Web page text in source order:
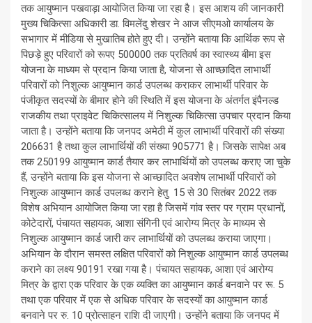
तक आयुष्मान पखवाड़ा आयोजित किया जा रहा है। इस आशय की जानकारी
मुख्य चिकित्सा अधिकारी डा. विमलेंदु शेखर ने आज सीएमओ कार्यालय के
सभागार में मीडिया से मुखातिब होते हुए दी। उन्होंने बताया कि आर्थिक रूप से
पिछड़े हुए परिवारों को रूपए 500000 तक प्रतिवर्ष का स्वास्थ्य बीमा इस
योजना के माध्यम से प्रदान किया जाता है, योजना से आच्छादित लाभार्थी
परिवारों को निशुल्क आयुष्मान कार्ड उपलब्ध कराकर लाभार्थी परिवार के
पंजीकृत सदस्यों के बीमार होने की स्थिति में इस योजना के अंतर्गत इंपैनल्ड
राजकीय तथा प्राइवेट चिकित्सालय में निशुल्क चिकित्सा उपचार प्रदान किया
जाता है। उन्होंने बताया कि जनपद अमेठी में कुल लाभार्थी परिवारों की संख्या
206631 है तथा कुल लाभार्थियों की संख्या 905771 है। जिसके सापेक्ष अब
तक 250199 आयुष्मान कार्ड तैयार कर लाभार्थियों को उपलब्ध कराए जा चुके
हैं, उन्होंने बताया कि इस योजना से आच्छादित अवशेष लाभार्थी परिवारों को
निशुल्क आयुष्मान कार्ड उपलब्ध कराने हेतु 15 से 30 सितंबर 2022 तक
विशेष अभियान आयोजित किया जा रहा है जिसमें गांव स्तर पर ग्राम प्रधानों,
कोटेदारों, पंचायत सहायक, आशा संगिनी एवं आरोग्य मित्र के माध्यम से
निशुल्क आयुष्मान कार्ड जारी कर लाभार्थियों को उपलब्ध कराया जाएगा।
अभियान के दौरान समस्त लक्षित परिवारों को निशुल्क आयुष्मान कार्ड उपलब्ध
कराने का लक्ष्य 90191 रखा गया है। पंचायत सहायक, आशा एवं आरोग्य
मित्र के द्वारा एक परिवार के एक व्यक्ति का आयुष्मान कार्ड बनवाने पर रू. 5
तथा एक परिवार में एक से अधिक परिवार के सदस्यों का आयुष्मान कार्ड
बनवाने पर रु. 10 प्रोत्साहन राशि दी जाएगी। उन्होंने बताया कि जनपद में